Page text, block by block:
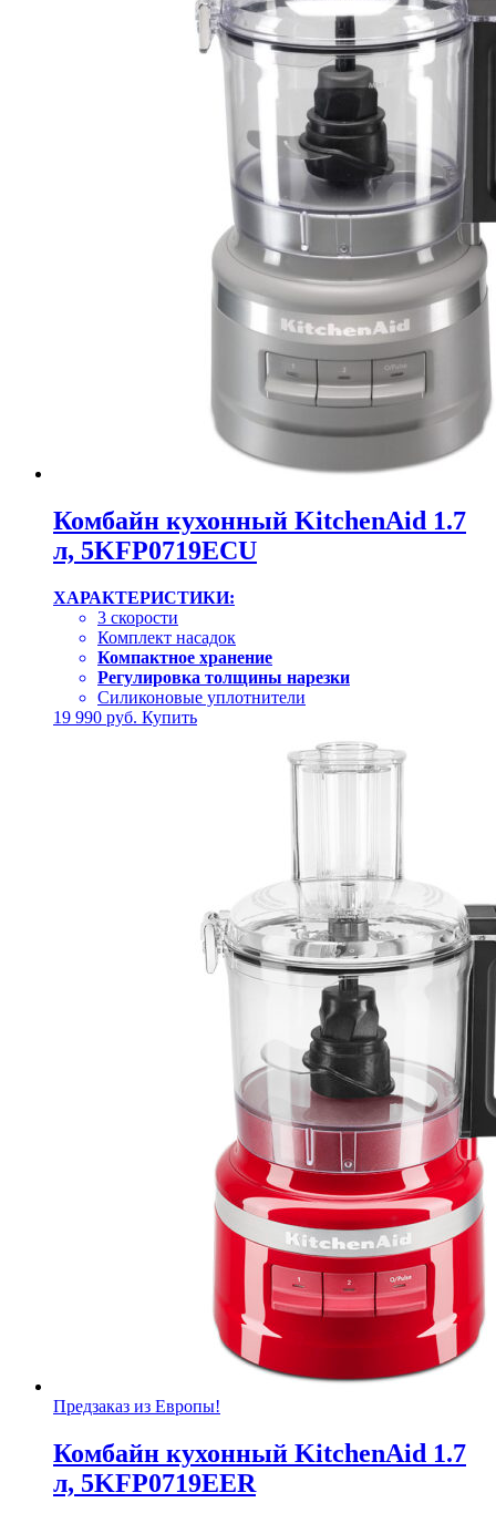
Комбайн кухонный KitchenAid 1.7
л, 5KFP0719ECU
ХАРАКТЕРИСТИКИ:
3 скорости
Комплект насадок
Компактное хранение
Регулировка толщины нарезки
Силиконовые уплотнители
19 990 руб. Купить
Предзаказ из Европы!
Комбайн кухонный KitchenAid 1.7
л, 5KFP0719EER